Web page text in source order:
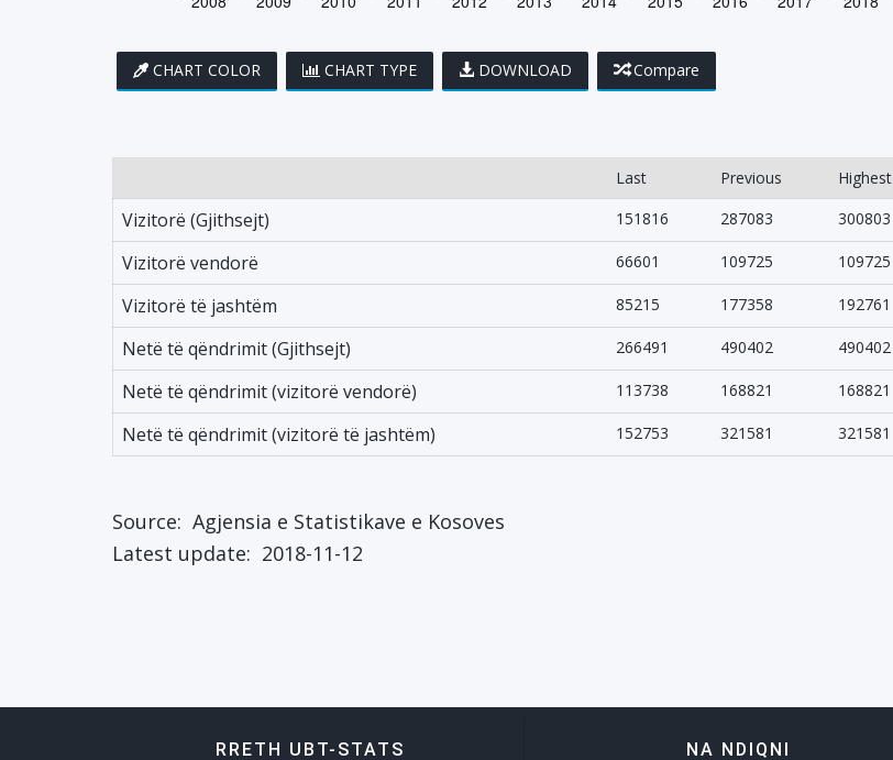
CHART COLOR CHART TYPE DOWNLOAD Compare
Last Previous Highest
Vizitorë (Gjithsejt) 151816 287083 300803
Vizitorë vendorë 66601 109725 109725
Vizitorë të jashtëm 85215 177358 192761
Netë të qëndrimit (Gjithsejt) 266491 490402 490402
Netë të qëndrimit (vizitorë vendorë) 113738 168821 168821
Netë të qëndrimit (vizitorë të jashtëm) 152753 321581 321581
Source: Agjensia e Statistikave e Kosoves
Latest update: 2018-11-12
RRETH UBT-STATS NA NDIQNI